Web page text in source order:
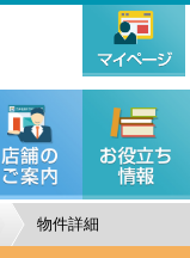
物件詳細